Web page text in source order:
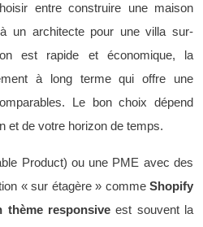
entre construire une maison
un architecte pour une villa sur-
est rapide et économique, la
à long terme qui offre une
Le bon choix dépend
et de votre horizon de temps.
Product) ou une PME avec des
« sur étagère » comme Shopify
thème responsive est souvent la